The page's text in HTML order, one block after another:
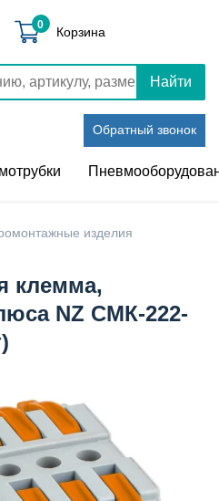
Найти
Обратный звонок
0 Корзина
изделия
клемма,
NZ СМК-222-